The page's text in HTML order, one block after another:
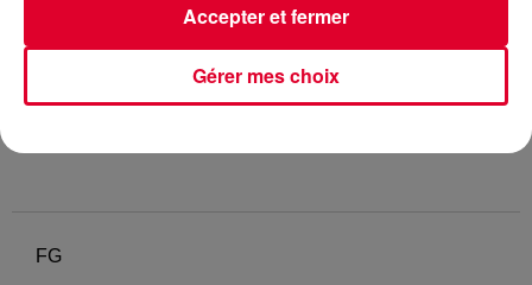
FG
Gérer mes choix
Accepter et fermer